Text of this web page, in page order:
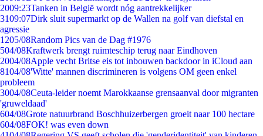
2009:23Tanken in België wordt nóg aantrekkelijker
3109:07Dirk sluit supermarkt op de Wallen na golf van diefstal en
agressie
1205/08Random Pics van de Dag #1976
504/08Kraftwerk brengt ruimteschip terug naar Eindhoven
2004/08Apple vecht Britse eis tot inbouwen backdoor in iCloud aan
8104/08'Witte' mannen discrimineren is volgens OM geen enkel
probleem
3004/08Ceuta-leider noemt Marokkaanse grensaanval door migranten
'gruweldaad'
604/08Grote natuurbrand Boschhuizerbergen groeit naar 100 hectare
604/08FOK! was even down